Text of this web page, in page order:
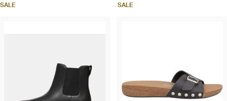
SALE SALE